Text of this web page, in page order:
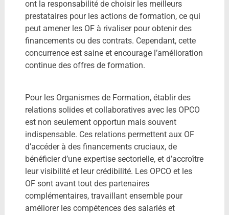
ont la responsabilité de choisir les meilleurs
prestataires pour les actions de formation, ce qui
peut amener les OF à rivaliser pour obtenir des
financements ou des contrats. Cependant, cette
concurrence est saine et encourage l’amélioration
continue des offres de formation.
Pour les Organismes de Formation, établir des
relations solides et collaboratives avec les OPCO
est non seulement opportun mais souvent
indispensable. Ces relations permettent aux OF
d’accéder à des financements cruciaux, de
bénéficier d’une expertise sectorielle, et d’accroître
leur visibilité et leur crédibilité. Les OPCO et les
OF sont avant tout des partenaires
complémentaires, travaillant ensemble pour
améliorer les compétences des salariés et